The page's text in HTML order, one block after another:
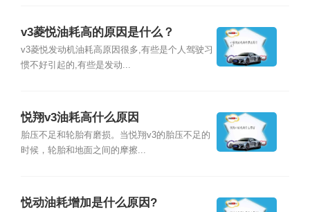
v3菱悦油耗高的原因是什么？
v3菱悦发动机油耗高原因很多,有些是个人驾驶习
惯不好引起的,有些是发动...
悦翔v3油耗高什么原因
胎压不足和轮胎有磨损。当悦翔v3的胎压不足的
时候，轮胎和地面之间的摩擦...
悦动油耗增加是什么原因?